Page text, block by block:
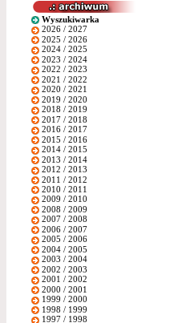
Wyszukiwarka
2026 / 2027
2025 / 2026
2024 / 2025
2023 / 2024
2022 / 2023
2021 / 2022
2020 / 2021
2019 / 2020
2018 / 2019
2017 / 2018
2016 / 2017
2015 / 2016
2014 / 2015
2013 / 2014
2012 / 2013
2011 / 2012
2010 / 2011
2009 / 2010
2008 / 2009
2007 / 2008
2006 / 2007
2005 / 2006
2004 / 2005
2003 / 2004
2002 / 2003
2001 / 2002
2000 / 2001
1999 / 2000
1998 / 1999
1997 / 1998